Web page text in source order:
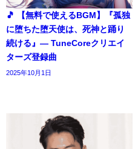
🎵 【無料で使えるBGM】『孤独
に堕ちた堕天使は、死神と踊り
続ける』― TuneCoreクリエイ
ターズ登録曲
2025年10月1日